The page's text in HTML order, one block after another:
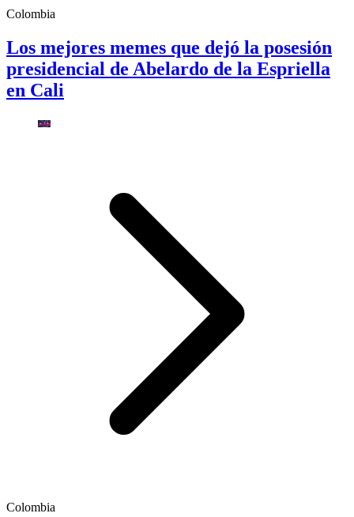
Colombia
Los mejores memes que dejó la posesión
presidencial de Abelardo de la Espriella
en Cali
Colombia